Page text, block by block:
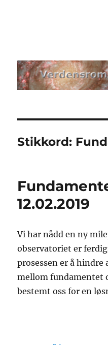
Stikkord:
12.02.2019
Vi har nådd en ny
observatoriet er
prosessen er å
mellom fundamentet
bestemt oss for en